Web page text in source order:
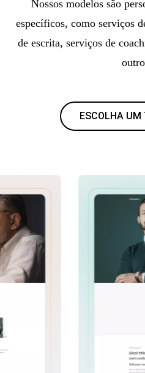
Nossos modelos são
específicos, como serviços
de escrita, serviços de
ESCOLHA